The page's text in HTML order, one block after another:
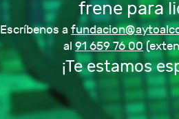
frene para
Escríbenos a
al91 659 76 00
¡Te estamos
Es Alcobendaste
Nilda Pérez,
abuela y cuen...